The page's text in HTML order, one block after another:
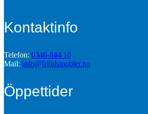
Kontaktinfo
Telefon: 0346-844 10
Mail: info@fritidsmobler.nu
Öppettider